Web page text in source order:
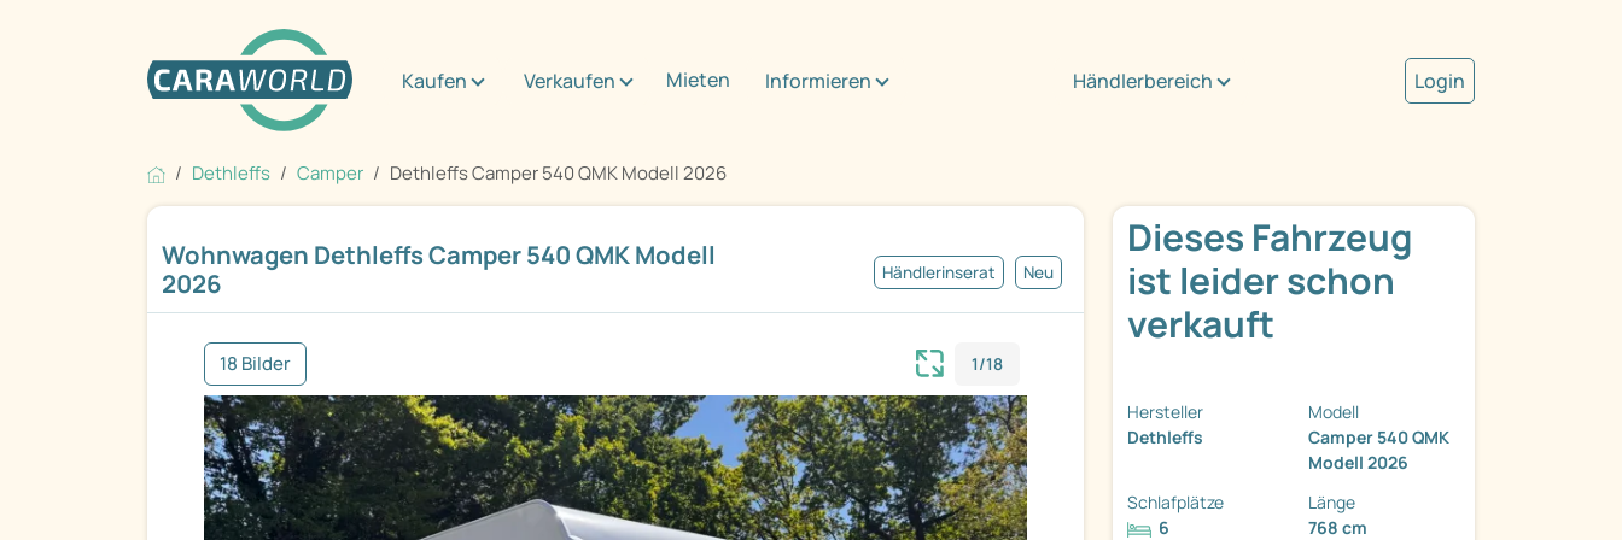
Kaufen Verkaufen Mieten Informieren Händlerbereich Login
Dethleffs Camper Dethleffs Camper 540 QMK Modell 2026
Wohnwagen Dethleffs Camper 540 QMK Modell
2026
Händlerinserat Neu
18 Bilder 1/18
Dieses Fahrzeug
ist leider schon
verkauft
Hersteller
Dethleffs
Modell
Camper 540 QMK
Modell 2026
Schlafplätze
6
Länge
768 cm